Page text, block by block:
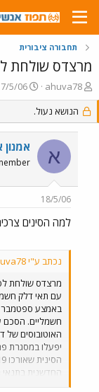
תחבורה ציבורית
מרצדס שולחת
פ
ו
ת
ח
א
ahuva78
פ
ו
ס
ב
ת
ר
5/06
הנושא נעול.
א אמנון
18/5/06
למה הסינים
נכתב ע"י ahuva78:
מרצדס שולחת
עם תאי דלק
באמצע ספטמבר
חשמליים. הסכם
האוטובוסים של
החדשנית בתנאי
ע"י תושבי